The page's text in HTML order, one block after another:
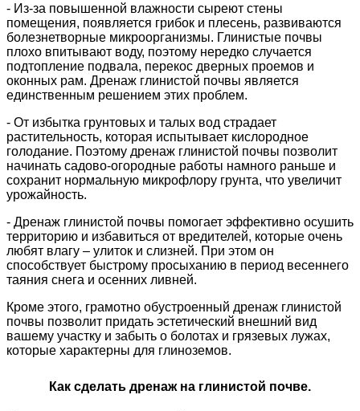
- Из-за повышенной влажности сыреют стены
помещения, появляется грибок и плесень, развиваются
болезнетворные микроорганизмы. Глинистые почвы
плохо впитывают воду, поэтому нередко случается
подтопление подвала, перекос дверных проемов и
оконных рам. Дренаж глинистой почвы является
единственным решением этих проблем.
- От избытка грунтовых и талых вод страдает
растительность, которая испытывает кислородное
голодание. Поэтому дренаж глинистой почвы позволит
начинать садово-огородные работы намного раньше и
сохранит нормальную микрофлору грунта, что увеличит
урожайность.
- Дренаж глинистой почвы помогает эффективно осушить
территорию и избавиться от вредителей, которые очень
любят влагу – улиток и слизней. При этом он
способствует быстрому просыханию в период весеннего
таяния снега и осенних ливней.
Кроме этого, грамотно обустроенный дренаж глинистой
почвы позволит придать эстетический внешний вид
вашему участку и забыть о болотах и грязевых лужах,
которые характерны для глиноземов.
Как сделать дренаж на глинистой почве.